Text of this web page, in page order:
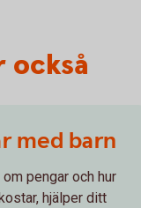
också
med barn
pengar och hur
hjälper ditt